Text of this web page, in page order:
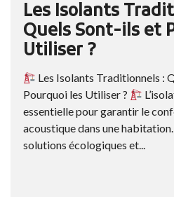
Les Isolants
Quels Sont-ils et
Utiliser ?
Les Isolants Traditionnels :
Pourquoi les Utiliser ?
essentielle pour garantir le
acoustique dans une
solutions écologiques et...